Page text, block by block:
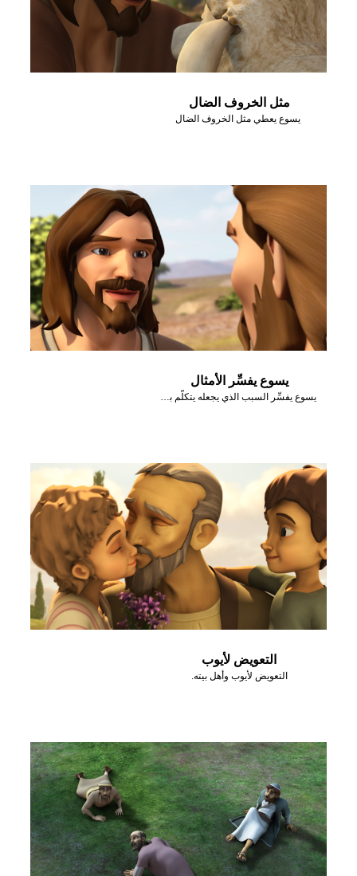
مثل الخروف الضال
يسوع يعطي مثل الخروف الضال
يسوع يفسِّر الأمثال
يسوع يفسِّر السبب الذي يجعله يتكلَّم بأمثال
التعويض لأيوب
التعويض لأيوب وأهل بيته.